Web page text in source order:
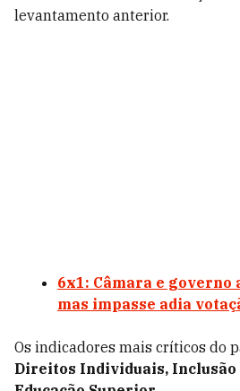
levantamento anterior.
6x1: Câmara e governo
mas impasse adia
Os indicadores mais críticos do
Direitos Individuais, Inclusão